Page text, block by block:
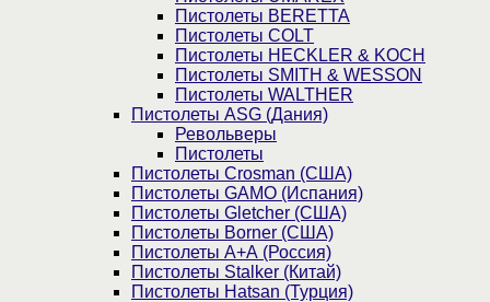
Пистолеты BERETTA
Пистолеты COLT
Пистолеты HECKLER & KOCH
Пистолеты SMITH & WESSON
Пистолеты WALTHER
Пистолеты ASG (Дания)
Револьверы
Пистолеты
Пистолеты Crosman (США)
Пистолеты GAMO (Испания)
Пистолеты Gletcher (США)
Пистолеты Borner (США)
Пистолеты А+А (Россия)
Пистолеты Stalker (Китай)
Пистолеты Hatsan (Турция)